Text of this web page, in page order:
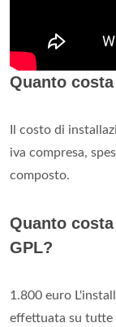
Quanto
Il costo di
iva compresa,
composto.
Quanto
GPL?
1.800 euro
effettuata su tutte